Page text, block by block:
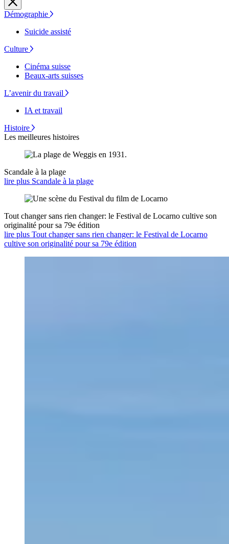
Démographie
Suicide assisté
Culture
Cinéma suisse
Beaux-arts suisses
L’avenir du travail
IA et travail
Histoire
Les meilleures histoires
Scandale à la plage
lire plus Scandale à la plage
Tout changer sans rien changer: le Festival de Locarno cultive son
originalité pour sa 79e édition
lire plus Tout changer sans rien changer: le Festival de Locarno
cultive son originalité pour sa 79e édition